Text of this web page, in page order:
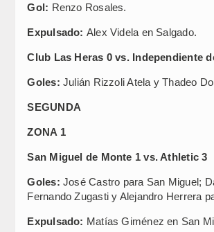
Gol: Renzo Rosales.
Expulsado: Alex Videla en Salgado.
Club Las Heras 0 vs. Independiente
Goles: Julián Rizzoli Atela y Thadeo
SEGUNDA
ZONA 1
San Miguel de Monte 1 vs. Athletic 3
Goles: José Castro para San Miguel;
Fernando Zugasti y Alejandro Herrera
Expulsado: Matías Giménez en San